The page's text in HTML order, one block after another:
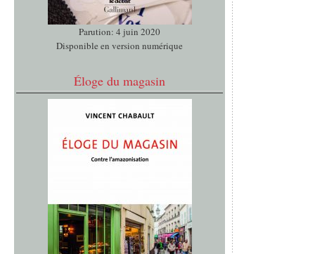
Parution: 4 juin 2020
Disponible en version numérique
Éloge du magasin